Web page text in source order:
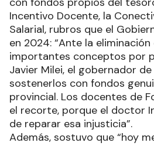
Incentivo Docente, la
Salarial, rubros que el
en 2024: “Ante la
importantes conceptos por
Javier Milei, el gobernador
sostenerlos con fondos
provincial. Los docentes de
el recorte, porque el doctor
de reparar esa injusticia”.
Además, sostuvo que “hoy